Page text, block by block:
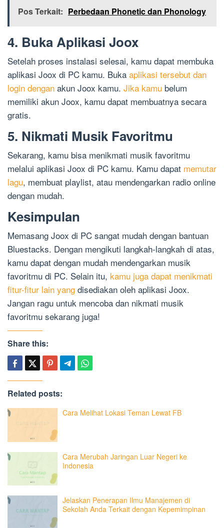
Pos Terkait: Perbedaan Phonetic dan Phonology
4. Buka Aplikasi Joox
Setelah proses instalasi selesai, kamu dapat membuka
aplikasi Joox di PC kamu. Buka aplikasi tersebut dan
login dengan akun Joox kamu. Jika kamu belum
memiliki akun Joox, kamu dapat membuatnya secara
gratis.
5. Nikmati Musik Favoritmu
Sekarang, kamu bisa menikmati musik favoritmu
melalui aplikasi Joox di PC kamu. Kamu dapat memutar
lagu, membuat playlist, atau mendengarkan radio online
dengan mudah.
Kesimpulan
Memasang Joox di PC sangat mudah dengan bantuan
Bluestacks. Dengan mengikuti langkah-langkah di atas,
kamu dapat dengan mudah mendengarkan musik
favoritmu di PC. Selain itu, kamu juga dapat menikmati
fitur-fitur lain yang disediakan oleh aplikasi Joox.
Jangan ragu untuk mencoba dan nikmati musik
favoritmu sekarang juga!
Share this:
Related posts:
Cara Melihat Lokasi Teman Lewat FB
Cara Merubah Jaringan Luar Negeri ke
Indonesia
Jelaskan Penerapan Ilmu Manajemen di
Sekolah Anda Terkait dengan Kepemimpinan